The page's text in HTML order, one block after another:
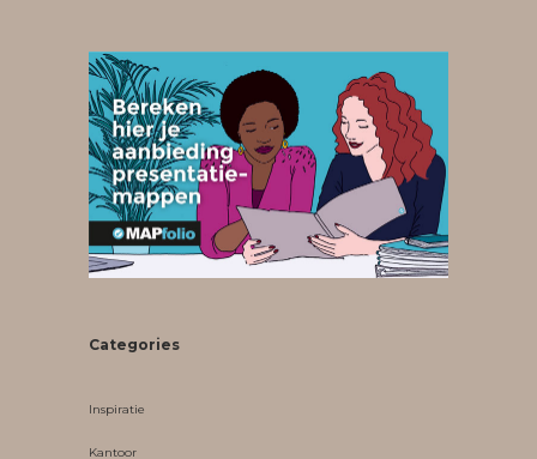
Categories
Inspiratie
Kantoor